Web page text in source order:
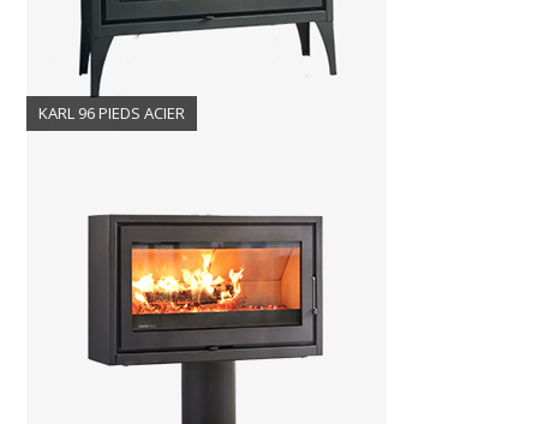
KARL 96 PIEDS ACIER